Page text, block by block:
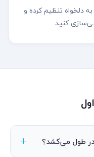
دلخواه تنظیم کرده و
کنید.